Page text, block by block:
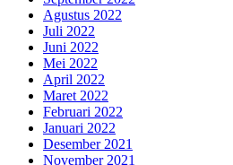
Agustus 2022
Juli 2022
Juni 2022
Mei 2022
April 2022
Maret 2022
Februari 2022
Januari 2022
Desember 2021
November 2021